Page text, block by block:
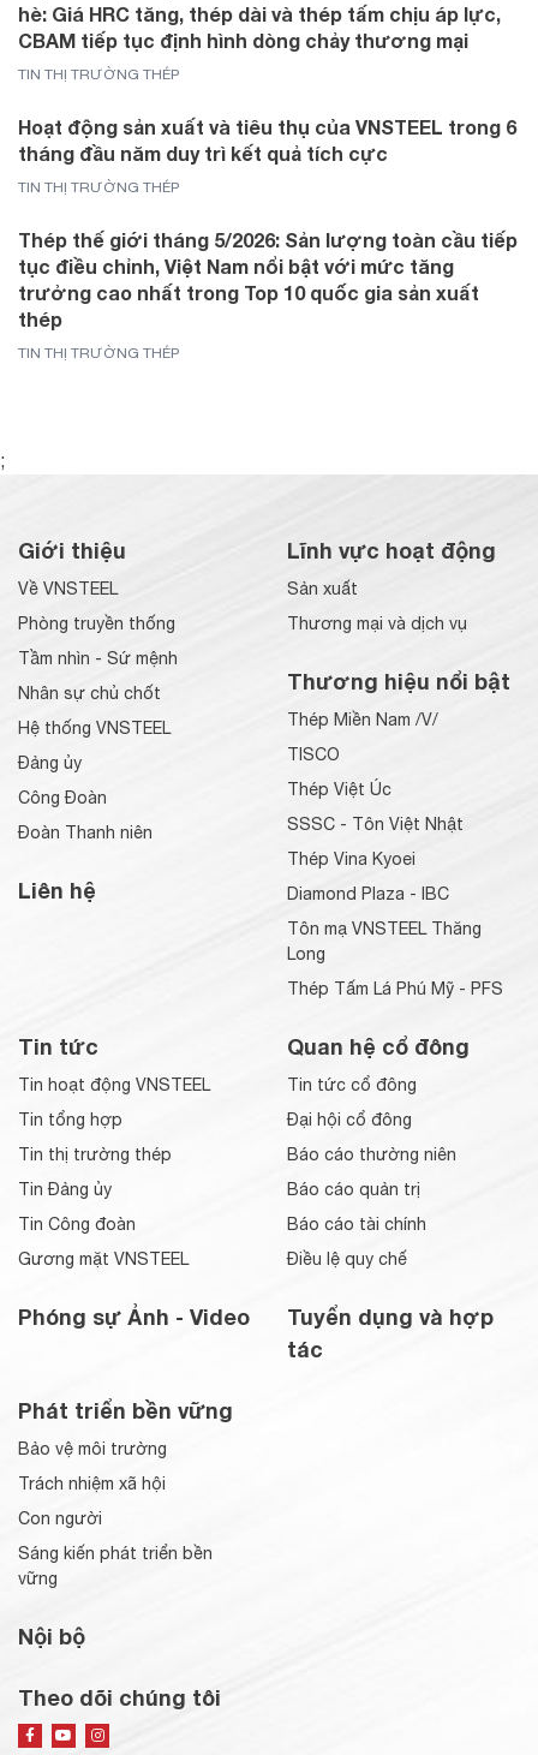
hè: Giá HRC tăng, thép dài và thép tấm chịu áp lực,
CBAM tiếp tục định hình dòng chảy thương mại
TIN THỊ TRƯỜNG THÉP
Hoạt động sản xuất và tiêu thụ của VNSTEEL trong 6
tháng đầu năm duy trì kết quả tích cực
TIN THỊ TRƯỜNG THÉP
Thép thế giới tháng 5/2026: Sản lượng toàn cầu tiếp
tục điều chỉnh, Việt Nam nổi bật với mức tăng
trưởng cao nhất trong Top 10 quốc gia sản xuất
thép
TIN THỊ TRƯỜNG THÉP
;
Giới thiệu
Về VNSTEEL
Phòng truyền thống
Tầm nhìn - Sứ mệnh
Nhân sự chủ chốt
Hệ thống VNSTEEL
Đảng ủy
Công Đoàn
Đoàn Thanh niên
Liên hệ
Lĩnh vực hoạt động
Sản xuất
Thương mại và dịch vụ
Thương hiệu nổi bật
Thép Miền Nam /V/
TISCO
Thép Việt Úc
SSSC - Tôn Việt Nhật
Thép Vina Kyoei
Diamond Plaza - IBC
Tôn mạ VNSTEEL Thăng
Long
Thép Tấm Lá Phú Mỹ - PFS
Tin tức
Tin hoạt động VNSTEEL
Tin tổng hợp
Tin thị trường thép
Tin Đảng ủy
Tin Công đoàn
Gương mặt VNSTEEL
Phóng sự Ảnh - Video
Quan hệ cổ đông
Tin tức cổ đông
Đại hội cổ đông
Báo cáo thường niên
Báo cáo quản trị
Báo cáo tài chính
Điều lệ quy chế
Tuyển dụng và hợp
tác
Phát triển bền vững
Bảo vệ môi trường
Trách nhiệm xã hội
Con người
Sáng kiến phát triển bền
vững
Nội bộ
Theo dõi chúng tôi